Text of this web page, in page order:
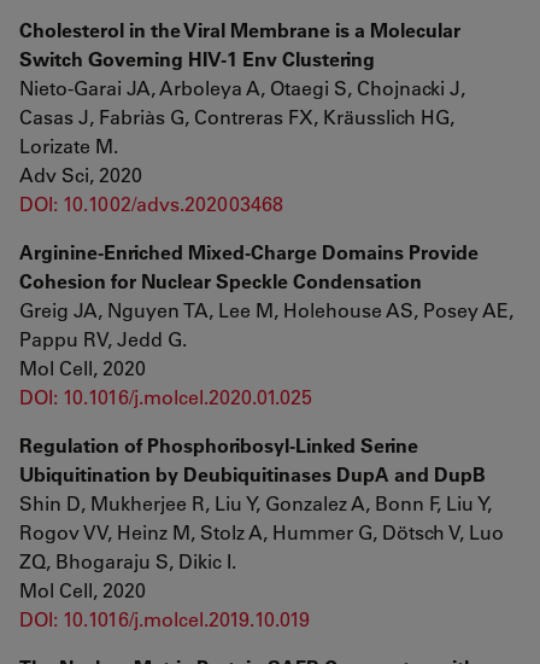
Cholesterol in the Viral Membrane is a Molecular
Switch Governing HIV-1 Env Clustering
Nieto-Garai JA, Arboleya A, Otaegi S, Chojnacki J,
Casas J, Fabriàs G, Contreras FX, Kräusslich HG,
Lorizate M.
Adv Sci, 2020
DOI: 10.1002/advs.202003468
Arginine-Enriched Mixed-Charge Domains Provide
Cohesion for Nuclear Speckle Condensation
Greig JA, Nguyen TA, Lee M, Holehouse AS, Posey AE,
Pappu RV, Jedd G.
Mol Cell, 2020
DOI: 10.1016/j.molcel.2020.01.025
Regulation of Phosphoribosyl-Linked Serine
Ubiquitination by Deubiquitinases DupA and DupB
Shin D, Mukherjee R, Liu Y, Gonzalez A, Bonn F, Liu Y,
Rogov VV, Heinz M, Stolz A, Hummer G, Dötsch V, Luo
ZQ, Bhogaraju S, Dikic I.
Mol Cell, 2020
DOI: 10.1016/j.molcel.2019.10.019